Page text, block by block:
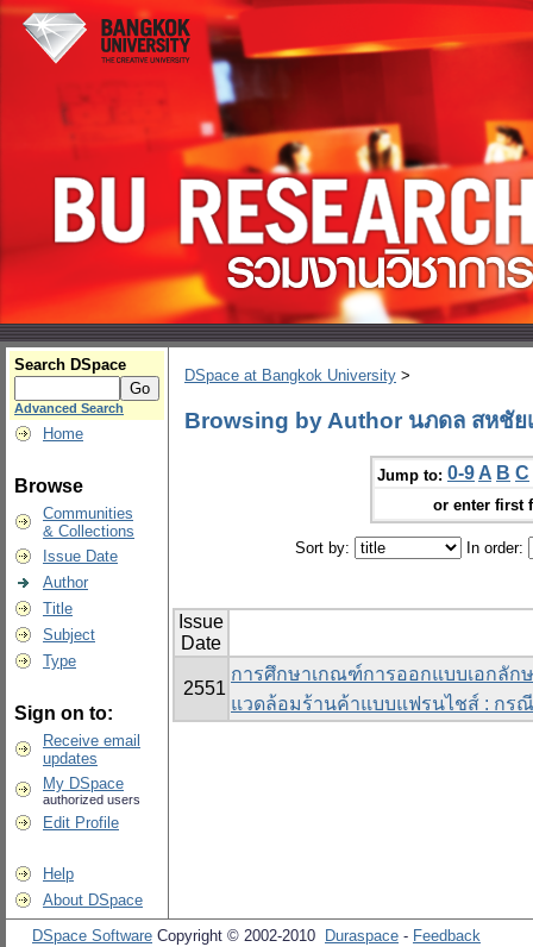
Search DSpace
Advanced Search
Home
Browse
Communities
& Collections
Issue Date
Author
Title
Subject
Type
Sign on to:
Receive email
updates
My DSpace
authorized users
Edit Profile
Help
About DSpace
DSpace at Bangkok University >
Browsing by Author นภดล สหชัย
Jump to: 0-9 A B C
or enter first
Sort by: In order:
Issue
Date
2551
การศึกษาเกณฑ์การออกแบบเอกลัก
แวดล้อมร้านค้าแบบแฟรนไชส์ : กร
DSpace Software Copyright © 2002-2010 Duraspace - Feedback